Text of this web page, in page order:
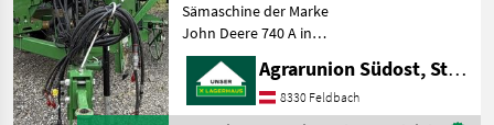
Sämaschine der Marke
John Deere 740 A in
neuwertigem Zustand steh
zum Verkauf!!! 6m
Arbeitsbreite 40 Reihen
Doppelscheibenschar
Agrarunion Südost, Standort Gniebing
8330 Feldbach